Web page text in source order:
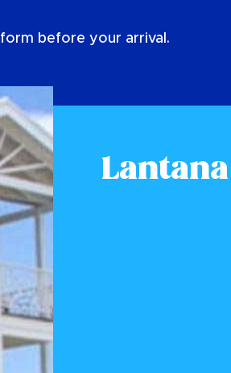
before your arrival.